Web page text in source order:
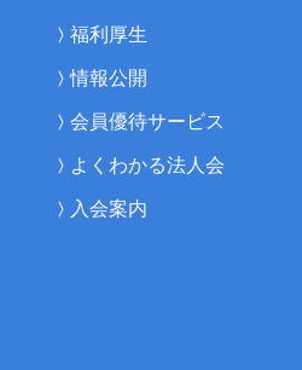
福利厚生
情報公開
会員優待サービス
よくわかる法人会
入会案内